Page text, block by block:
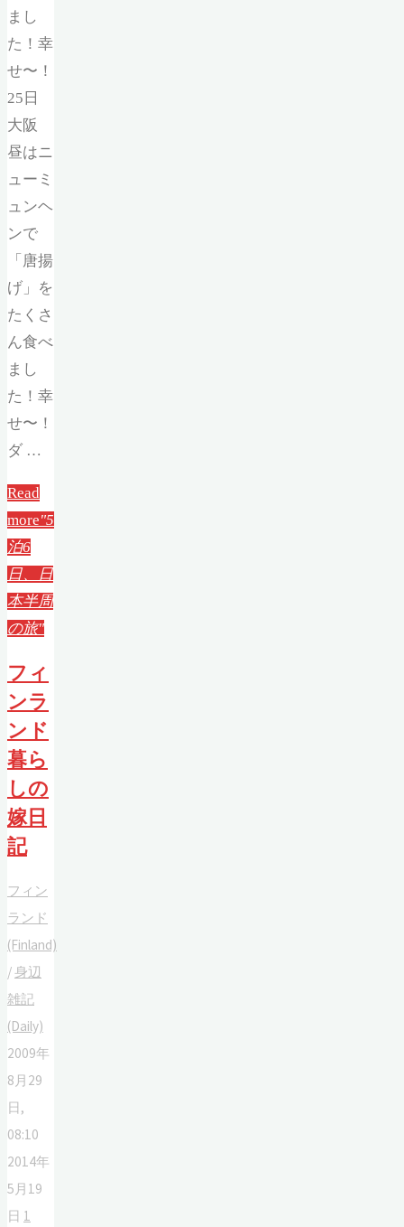
まし
た！幸
せ〜！
25日
大阪
昼はニ
ューミ
ュンヘ
ンで
「唐揚
げ」を
たくさ
ん食べ
まし
た！幸
せ〜！
ダ …
Read
more"5
泊6
日、日
本半周
の旅"
フィ
ンラ
ンド
暮ら
しの
嫁日
記
フィン
ランド
(Finland)
/身辺
雑記
(Daily)
2009年
8月29
日,
08:10
2014年
5月19
日 1